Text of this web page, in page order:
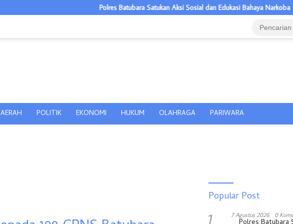
Polres Batubara Satukan Aksi Sosial dan Edukasi Bahaya Narkoba Hari
POLITIK EKONOMI HUKUM OLAHRAGA PARIWARA
Popular Post
7 Agustus 2026 0